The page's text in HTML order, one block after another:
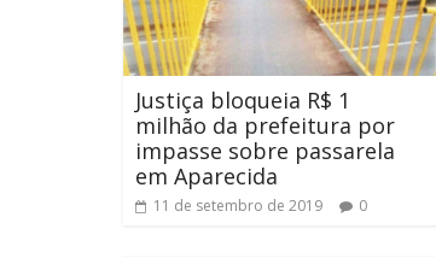
Justiça bloqueia R$ 1
milhão da prefeitura por
impasse sobre passarela
em Aparecida
11 de setembro de 2019 0